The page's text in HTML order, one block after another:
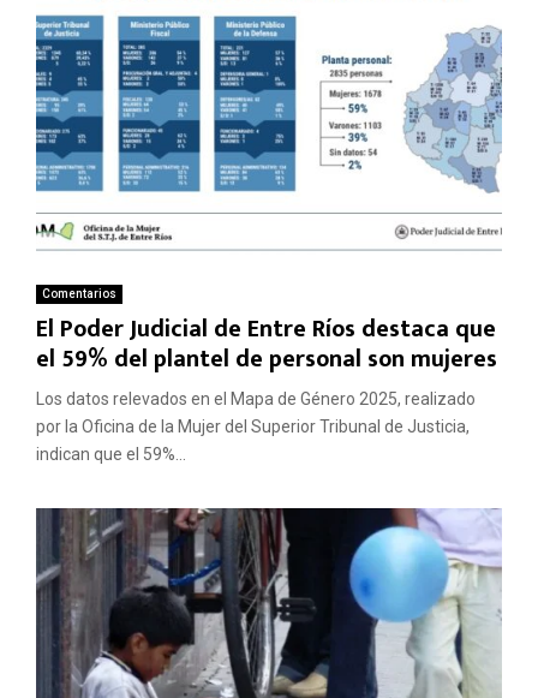
Comentarios
El Poder Judicial de Entre Ríos destaca que
el 59% del plantel de personal son mujeres
Los datos relevados en el Mapa de Género 2025, realizado
por la Oficina de la Mujer del Superior Tribunal de Justicia,
indican que el 59%...